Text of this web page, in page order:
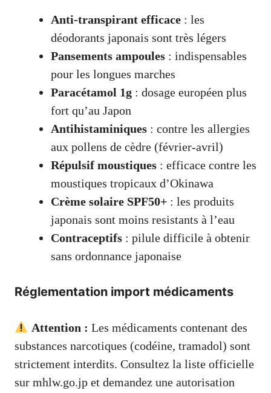
Anti-transpirant efficace : les
déodorants japonais sont très légers
Pansements ampoules : indispensables
pour les longues marches
Paracétamol 1g : dosage européen plus
fort qu’au Japon
Antihistaminiques : contre les allergies
aux pollens de cèdre (février-avril)
Répulsif moustiques : efficace contre les
moustiques tropicaux d’Okinawa
Crème solaire SPF50+ : les produits
japonais sont moins resistants à l’eau
Contraceptifs : pilule difficile à obtenir
sans ordonnance japonaise
Réglementation import médicaments
Attention : Les médicaments contenant des
substances narcotiques (codéine, tramadol) sont
strictement interdits. Consultez la liste officielle
sur mhlw.go.jp et demandez une autorisation